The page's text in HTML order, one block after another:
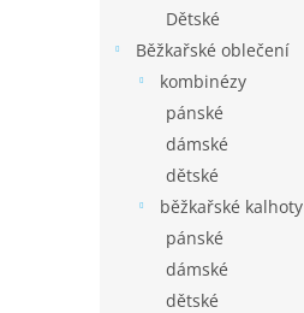
Dětské
Běžkařské oblečení
kombinézy
pánské
dámské
dětské
běžkařské kalhoty
pánské
dámské
dětské